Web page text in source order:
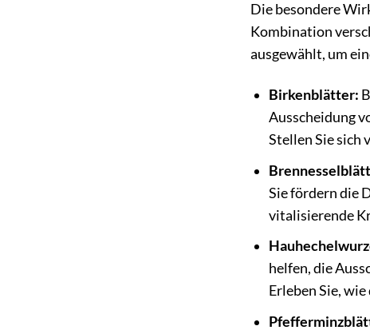
Die besondere
Kombination
ausgewählt, um
Birkenblätter:
Ausscheidung
Stellen Sie sich
Sie fördern die
vitalisierende
helfen, die
Erleben Sie,